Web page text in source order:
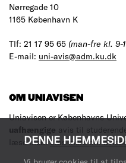
DENNE
Nørregade 10
1165 København K
Tlf: 21 17 95 65 (man-fre kl. 9-
E-mail: uni-avis@adm.ku.dk
OM UNIAVISEN
Uniavisen er Københavns
uafhængige avis til
læse med.Læs mere om